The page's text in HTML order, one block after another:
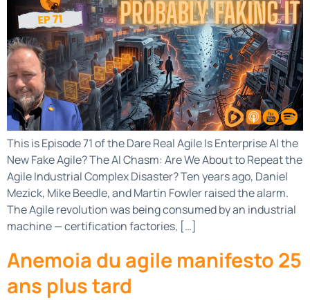
This is Episode 71 of the Dare Real Agile Is Enterprise AI the
New Fake Agile? The AI Chasm: Are We About to Repeat the
Agile Industrial Complex Disaster? Ten years ago, Daniel
Mezick, Mike Beedle, and Martin Fowler raised the alarm.
The Agile revolution was being consumed by an industrial
machine — certification factories, […]
Anemoia du agile manifesto 25
ans plus tard